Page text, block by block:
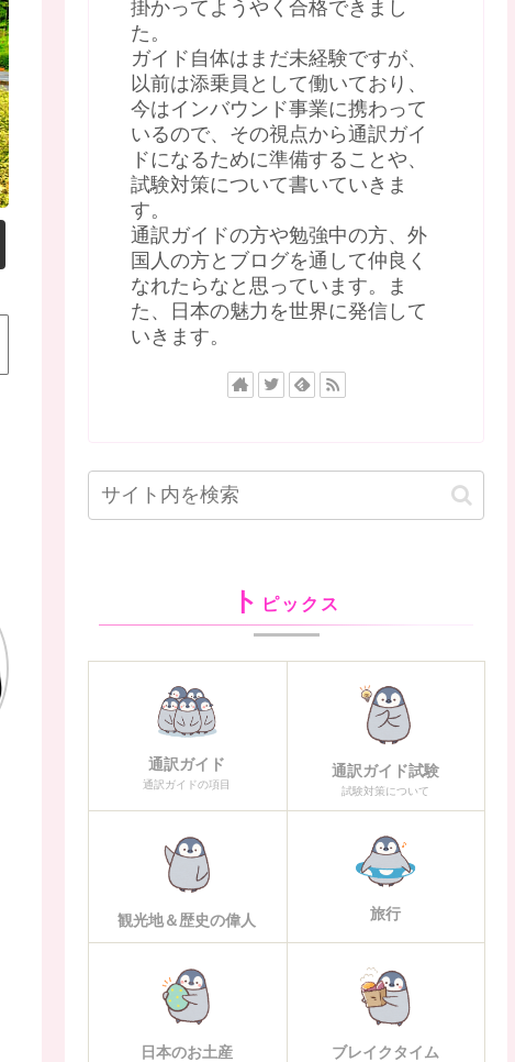
掛かってようやく合格できまし
た。
ガイド自体はまだ未経験ですが、
以前は添乗員として働いており、
今はインバウンド事業に携わって
いるので、その視点から通訳ガイ
ドになるために準備することや、
試験対策について書いていきま
す。
通訳ガイドの方や勉強中の方、外
国人の方とブログを通して仲良く
なれたらなと思っています。ま
た、日本の魅力を世界に発信して
いきます。
ト ピックス
通訳ガイド
通訳ガイドの項目
通訳ガイド試験
試験対策について
観光地＆歴史の偉人 旅行
日本のお土産 ブレイクタイム